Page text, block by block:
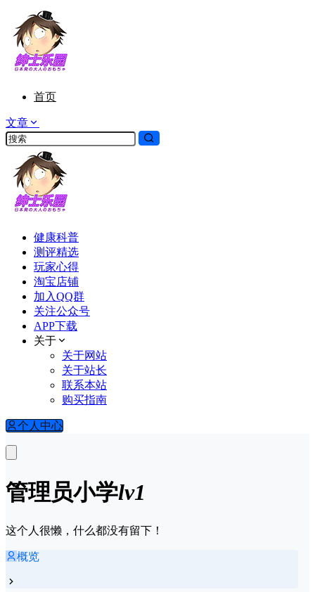
首页
文章
健康科普
测评精选
玩家心得
淘宝店铺
加入QQ群
关注公众号
APP下载
关于
关于网站
关于站长
联系本站
购买指南
个人中心
管理员小学lv1
这个人很懒，什么都没有留下！
概览